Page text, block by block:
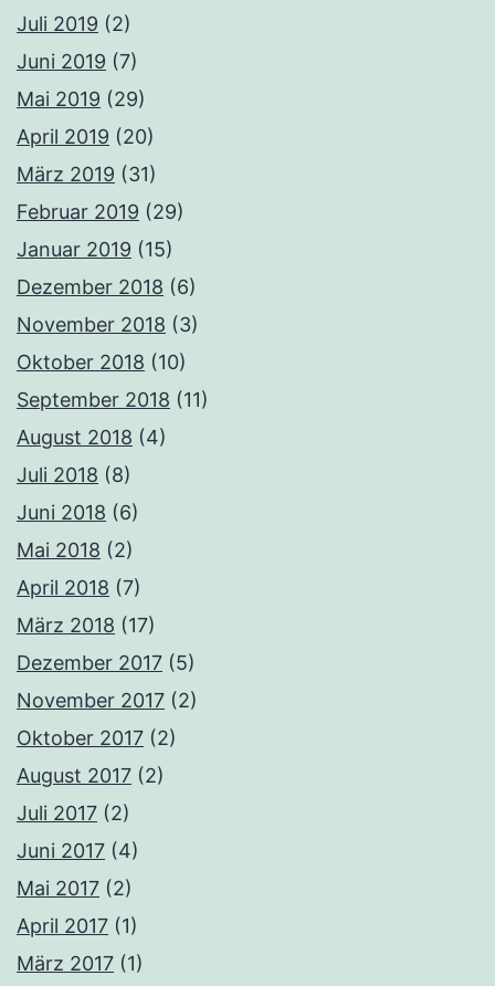
Juli 2019 (2)
Juni 2019 (7)
Mai 2019 (29)
April 2019 (20)
März 2019 (31)
Februar 2019 (29)
Januar 2019 (15)
Dezember 2018 (6)
November 2018 (3)
Oktober 2018 (10)
September 2018 (11)
August 2018 (4)
Juli 2018 (8)
Juni 2018 (6)
Mai 2018 (2)
April 2018 (7)
März 2018 (17)
Dezember 2017 (5)
November 2017 (2)
Oktober 2017 (2)
August 2017 (2)
Juli 2017 (2)
Juni 2017 (4)
Mai 2017 (2)
April 2017 (1)
März 2017 (1)